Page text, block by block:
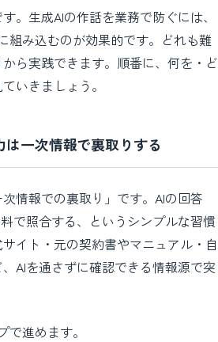
。生成AIの作話を業務で防ぐには、
組み込むのが効果的です。どれも難
ら実践できます。順番に、何を・ど
いきましょう。
は一次情報で裏取りする
情報での裏取り」です。AIの回答
で照合する、というシンプルな習慣
イト・元の契約書やマニュアル・自
AIを通さずに確認できる情報源で突
進めます。